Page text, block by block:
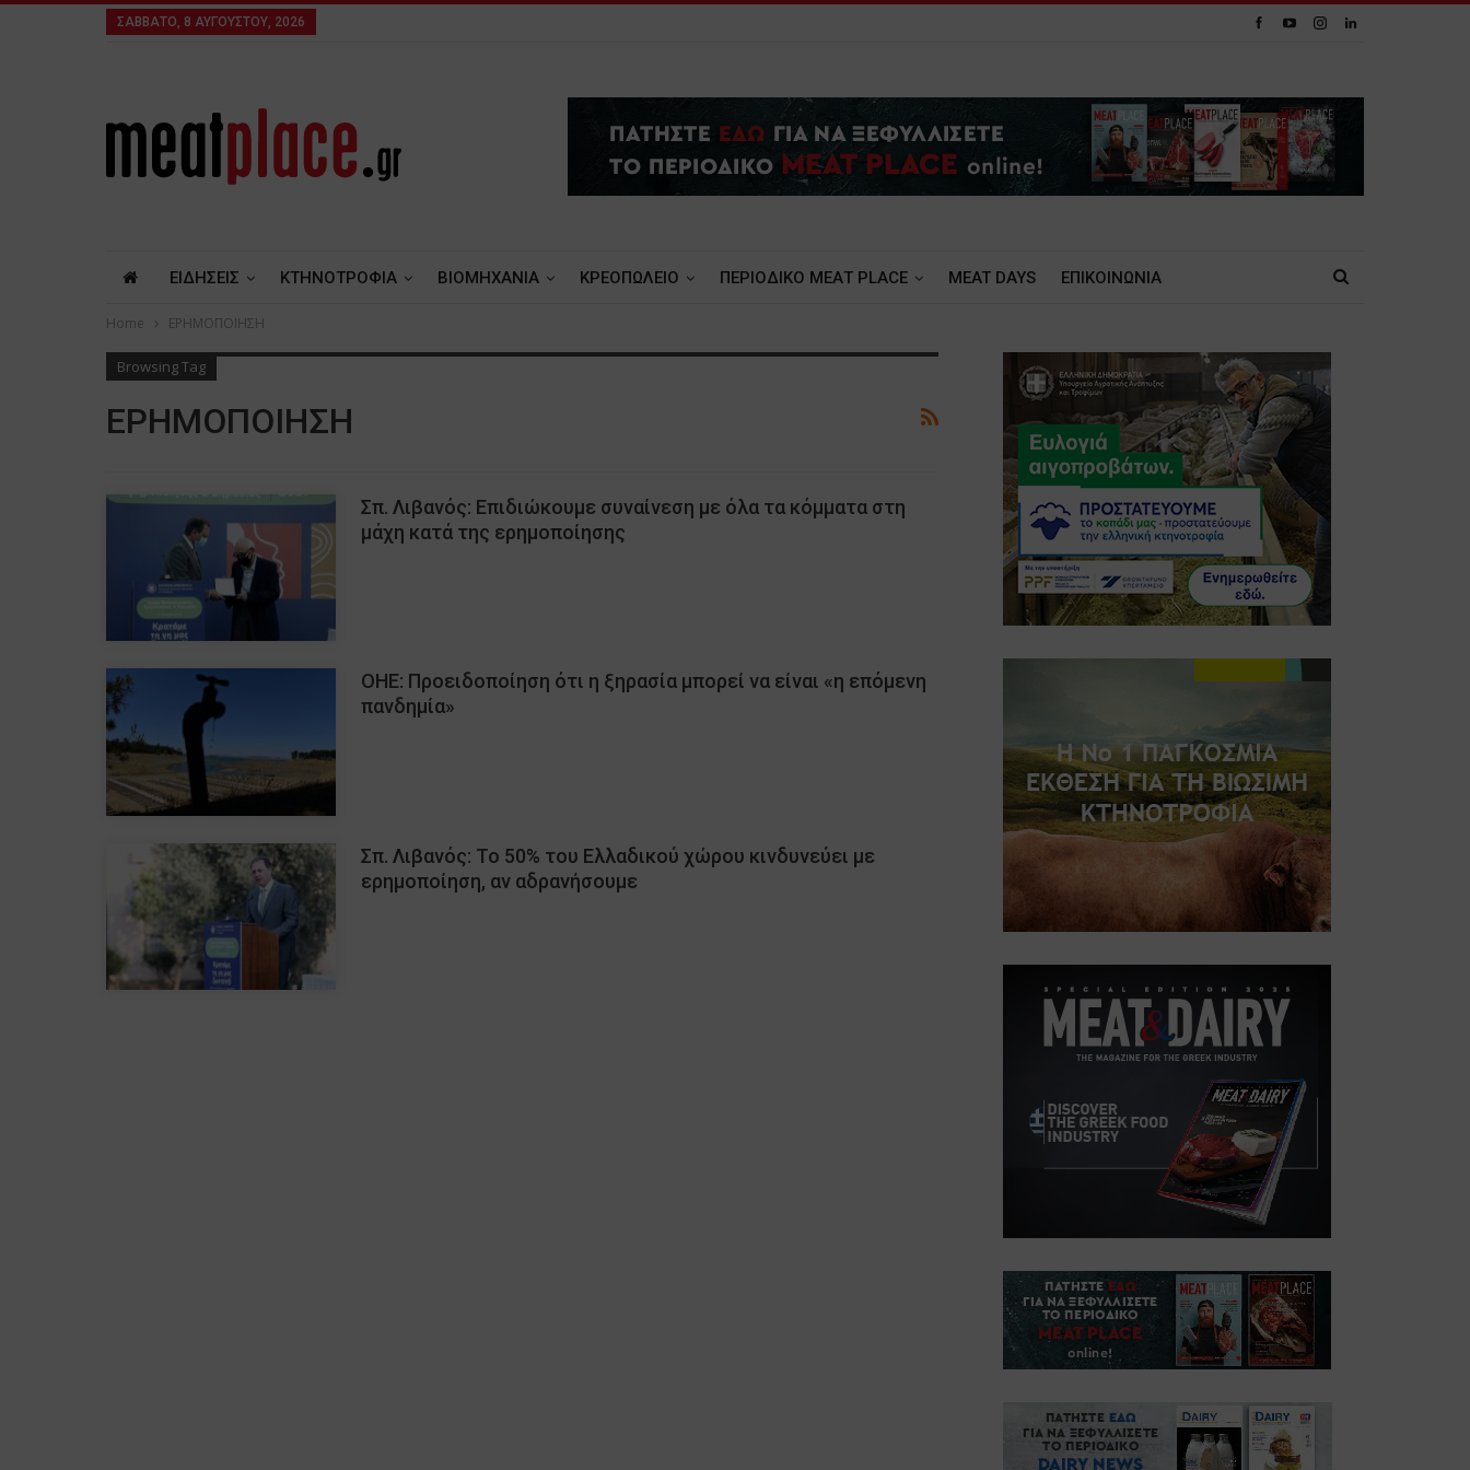
ΣΆΒΒΑΤΟ, 8 ΑΥΓΟΎΣΤΟΥ, 2026
ΕΙΔΗΣΕΙΣ ΚΤΗΝΟΤΡΟΦΙΑ ΒΙΟΜΗΧΑΝΙΑ ΚΡΕΟΠΩΛΕΙΟ ΠΕΡΙΟΔΙΚΟ ΜΕΑΤ PLACE MEAT DAYS ΕΠΙΚΟΙΝΩΝΙΑ
Home ΕΡΗΜΟΠΟΙΗΣΗ
Browsing Tag
ΕΡΗΜΟΠΟΙΗΣΗ
Σπ. Λιβανός: Επιδιώκουμε συναίνεση με όλα τα κόμματα στη
μάχη κατά της ερημοποίησης
ΟΗΕ: Προειδοποίηση ότι η ξηρασία μπορεί να είναι «η επόμενη
πανδημία»
Σπ. Λιβανός: Το 50% του Ελλαδικού χώρου κινδυνεύει με
ερημοποίηση, αν αδρανήσουμε